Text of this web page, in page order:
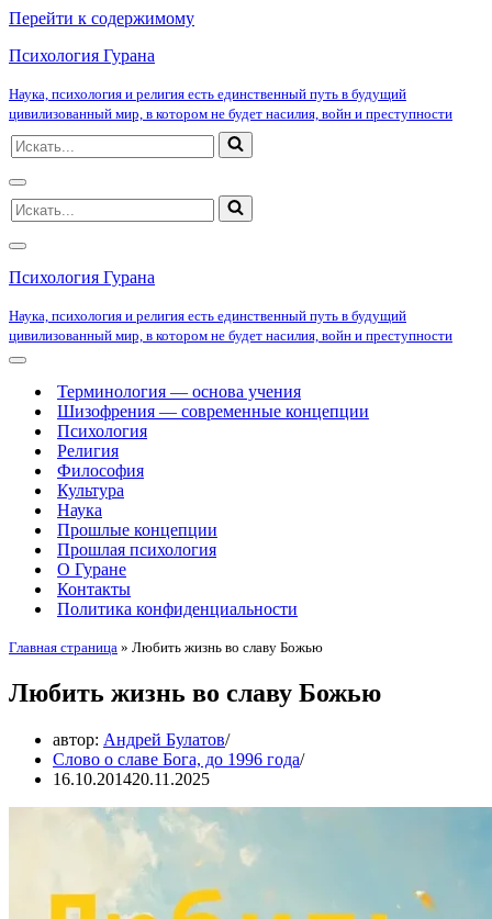
Перейти к содержимому
Психология Гурана
Наука, психология и религия есть единственный путь в будущий
цивилизованный мир, в котором не будет насилия, войн и преступности
Искать...
Меню
навигации
Искать...
Меню
навигации
Психология Гурана
Наука, психология и религия есть единственный путь в будущий
цивилизованный мир, в котором не будет насилия, войн и преступности
Меню
навигацииТерминология — основа учения
Шизофрения — современные концепции
Психология
Религия
Философия
Культура
Наука
Прошлые концепции
Прошлая психология
О Гуране
Контакты
Политика конфиденциальности
Главная страница » Любить жизнь во славу Божью
Любить жизнь во славу Божью
автор: Андрей Булатов
Слово о славе Бога, до 1996 года
16.10.201420.11.2025